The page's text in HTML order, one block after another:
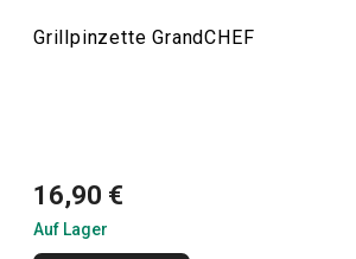
Grillpinzette GrandCHEF
16,90 €
Auf Lager